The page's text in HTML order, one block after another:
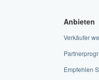
Anbieten
Verkäufer
Empfehlen